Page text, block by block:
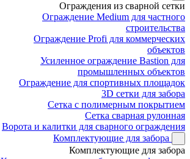
Ограждения из сварной сетки
Ограждение Medium для частного
строительства
Ограждение Profi для коммерческих
объектов
Усиленное ограждение Bastion для
промышленных объектов
Ограждение для спортивных площадок
3D сетки для забора
Сетка с полимерным покрытием
Сетка сварная рулонная
Ворота и калитки для сварного ограждения
Комплектующие для забора
Комплектующие для забора